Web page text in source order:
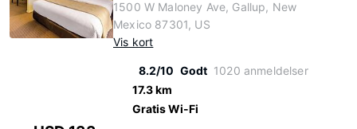
1500 W Maloney Ave, Gallup, New
Mexico 87301, US
Vis kort
8.2/10 Godt 1020 anmeldelser
17.3 km
Gratis Wi-Fi